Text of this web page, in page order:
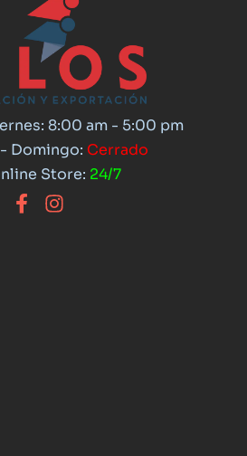
8:00 am - 5:00 pm
Domingo: Cerrado
Store: 24/7